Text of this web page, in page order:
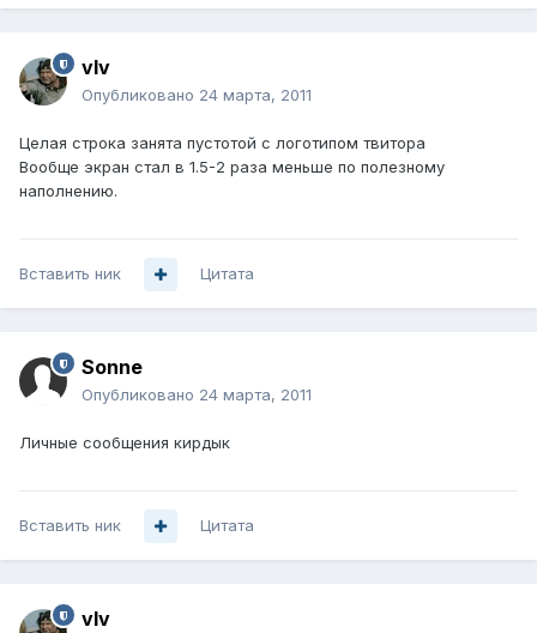
vIv
Опубликовано 24 марта, 2011
Целая строка занята пустотой с логотипом твитора
Вообще экран стал в 1.5-2 раза меньше по полезному
наполнению.
Вставить ник Цитата
Sonne
Опубликовано 24 марта, 2011
Личные сообщения кирдык
Вставить ник Цитата
vIv